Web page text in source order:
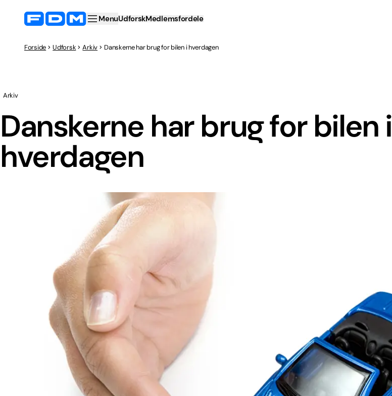
MenuUdforskMedlemsfordele
Forside Udforsk Arkiv Danskerne har brug for bilen i hverdagen
Danskerne har brug for bilen i
hverdagen
Arkiv